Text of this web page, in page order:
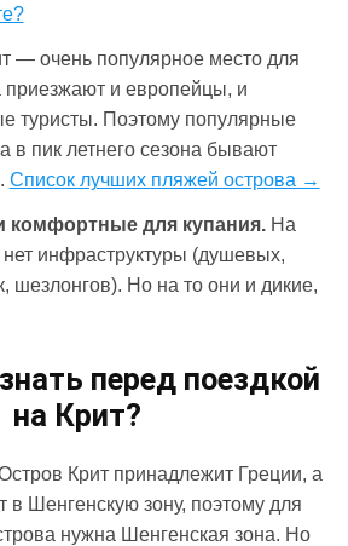
— очень популярное место для
и европейцы, и
туристы. Поэтому популярные
в пик летнего сезона бывают
Список лучших пляжей острова →
комфортные для купания.На
инфраструктуры (душевых,
шезлонгов). Но на то они и дикие,
перед поездкой
на Крит?
Крит принадлежит Греции, а
в Шенгенскую зону, поэтому для
нужна Шенгенская зона. Но